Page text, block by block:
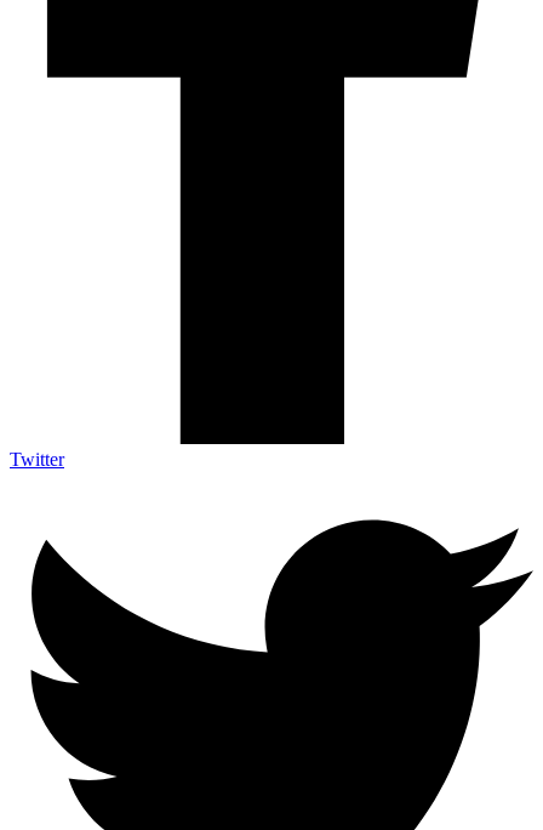
Twitter